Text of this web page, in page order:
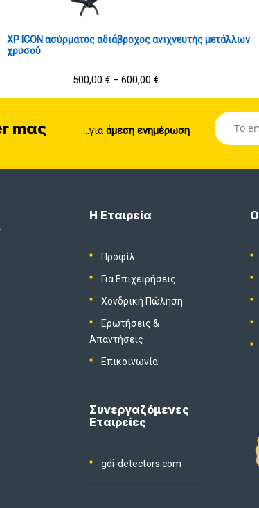
XP ICON ασύρματος αδιάβροχος ανιχνευτής μετάλλων
χρυσού
500,00 € – 600,00 €
mας ...για άμεση ενημέρωση
Η Εταιρεία
Προφίλ
Για Επιχειρήσεις
Χονδρική Πώληση
Ερωτήσεις &
Απαντήσεις
Επικοινωνία
Συνεργαζόμενες
Εταιρείες
gdi-detectors.com